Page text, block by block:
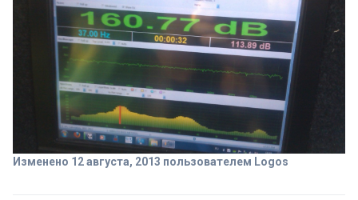
Изменено 12 августа, 2013 пользователем Logos